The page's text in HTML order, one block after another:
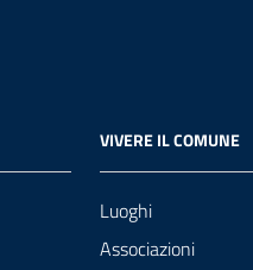
VIVERE IL COMUNE
Luoghi
Associazioni